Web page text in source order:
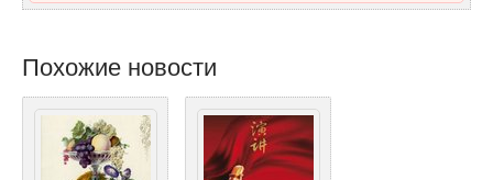
Похожие новости